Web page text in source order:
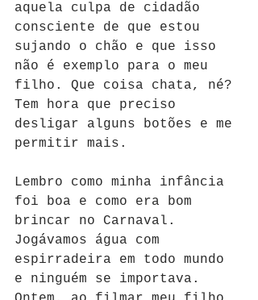
aquela culpa de cidadão
consciente de que estou
sujando o chão e que isso
não é exemplo para o meu
filho. Que coisa chata, né?
Tem hora que preciso
desligar alguns botões e me
permitir mais.
Lembro como minha infância
foi boa e como era bom
brincar no Carnaval.
Jogávamos água com
espirradeira em todo mundo
e ninguém se importava.